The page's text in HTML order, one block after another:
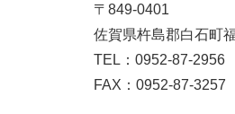
〒849-0401
佐賀県杵島郡白石町
TEL：0952-87-2956
FAX：0952-87-3257